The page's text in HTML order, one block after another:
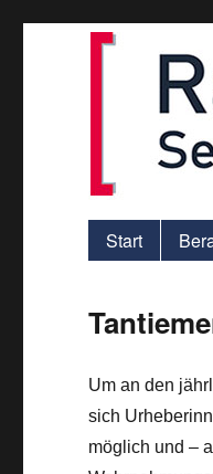
ver.di-Beratung für
Start
Um an den
sich
möglich und –